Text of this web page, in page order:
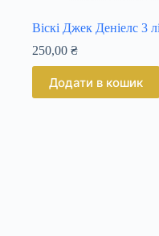
Віскі Джек Деніелс 3
250,00 ₴
Додати в кошик